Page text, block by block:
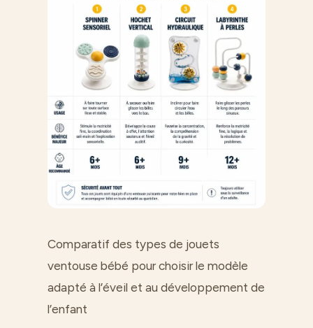
Comparatif des types de jouets
ventouse bébé pour choisir le modèle
adapté à l’éveil et au développement de
l’enfant